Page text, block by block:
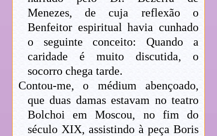
Menezes, de cuja reflexão o
Benfeitor espiritual havia cunhado
o seguinte conceito: Quando a
caridade é muito discutida, o
socorro chega tarde.
Contou-me, o médium abençoado,
que duas damas estavam no teatro
Bolchoi em Moscou, no fim do
século XIX, assistindo à peça Boris